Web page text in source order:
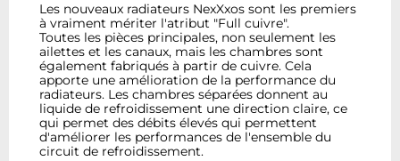
Les nouveaux radiateurs NexXxos sont les premiers
à vraiment mériter l'atribut "Full cuivre".
Toutes les pièces principales, non seulement les
ailettes et les canaux, mais les chambres sont
également fabriqués à partir de cuivre. Cela
apporte une amélioration de la performance du
radiateurs. Les chambres séparées donnent au
liquide de refroidissement une direction claire, ce
qui permet des débits élevés qui permettent
d'améliorer les performances de l'ensemble du
circuit de refroidissement.